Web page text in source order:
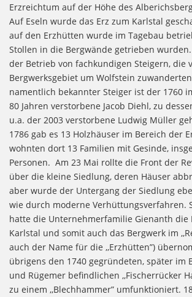
Erzreichtum auf der Höhe des
Auf Eseln wurde das Erz zum Karlstal
auf den Erzhütten wurde im Tagebau
Stollen in die Bergwände getrieben
der Betrieb von fachkundigen Steigern, die
Bergwerksgebiet um Wolfstein
namentlich bekannter Steiger ist der 1760
80 Jahren verstorbene Jacob Diehl, zu
u.a. der 2003 verstorbene Ludwig Müller
1786 gab es 13 Holzhäuser im Bereich der
wohnten dort 13 Familien mit Gesinde,
Personen. Am 23 Mai rollte die Front der
über die kleine Siedlung, deren Häuser
aber wurde der Untergang der Siedlung
wie durch moderne Verhüttungsverfahren.
hatte die Unternehmerfamilie Gienanth die
Karlstal und somit auch das Bergwerk im
auch der Name für die ,,Erzhütten”)
übrigens den 1740 gegründeten, später im
und Rügemer befindlichen ,,Fischerrücker
zu einem ,,Blechhammer” umfunktioniert.